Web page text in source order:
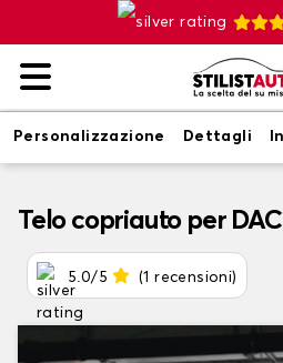
Personalizzazione Dettagli
Telo copriauto per
5.0/5 (1 recensioni)